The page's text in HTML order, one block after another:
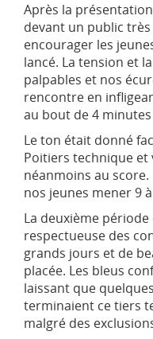
Après la
devant un public
encourager les
lancé. La tension et
palpables et nos
rencontre en
au bout de 4
Le ton était donné
Poitiers technique
néanmoins au
nos jeunes mener 9
La deuxième
respectueuse des
grands jours et de
placée. Les bleus
laissant que
terminaient ce tiers
malgré des